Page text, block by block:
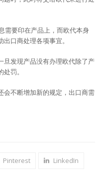
需要印在产品上，而欧代本身
口商处理各项事宜。
旦发现产品没有办理欧代除了产
罚。
会不断增加新的规定，出口商需
Pinterest LinkedIn